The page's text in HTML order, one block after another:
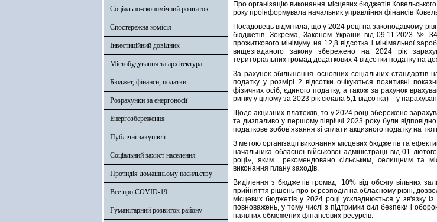
Соціально-економічний розвиток
Спостережна комісія
Інвестиційний довідник
Містобудування та архітектура
Бюджет, фінанси, податки
Розрахунки за енергоносії
Енергозбереження
Публічні закупівлі
Соціальний захист населення
Протидія домашньому насильству
Все про COVID-19
Гуманітарний розвиток району
Про організацію виконання місцевих бюджетів
року проінформувала начальник управління фінансів
Посадовець відмітила, що у 2024 році на законодавчому
бюджетів. Зокрема, Законом України від 09.11.2023 №
прожиткового мінімуму на 12,8 відсотка і мінімальної
вищезгаданого закону збережено на 2024 рік
територіальних громад додаткових 4 відсотки податку на
За рахунок збільшення основних соціальних стандартів
податку у розмірі 2 відсотки очікуються позитивні
фізичних осіб, єдиного податку, а також за рахунок
ринку у цілому за 2023 рік склала 5,1 відсотка) – у
Щодо акцизних платежів, то у 2024 році збережено
та дизпаливо у першому півріччі 2023 року були
податкове зобов’язання зі сплати акцизного податку на
З метою організації виконання місцевих бюджетів та
начальника обласної військової адміністрації від 01
році», яким рекомендовано сільським, селищним та
виконання плану заходів.
Виділення з бюджетів громад 10% від обсягу вільних
прийняття рішень про їх розподіл на обласному рівні,
місцевих бюджетів у 2024 році ускладнюється у зв'язку
повноважень, у тому числі з підтримки сил безпеки і
наявних обмежених фінансових ресурсів.